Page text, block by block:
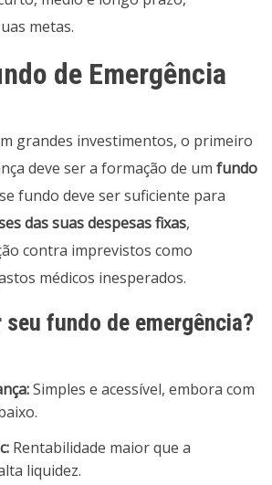
metas.
de Emergência
grandes investimentos, o primeiro
deve ser a formação de um fundo
fundo deve ser suficiente para
das suas despesas fixas,
contra imprevistos como
médicos inesperados.
seu fundo de emergência?
Simples e acessível, embora com
Rentabilidade maior que a
liquidez.